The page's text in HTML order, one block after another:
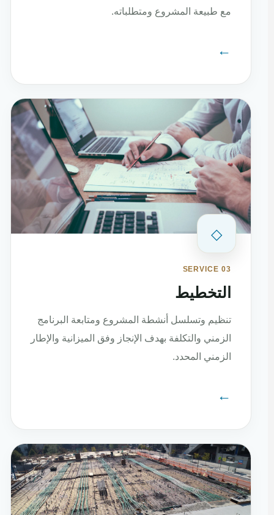
مع طبيعة المشروع ومتطلباته.
←
◇
SERVICE 03
التخطيط
تنظيم وتسلسل أنشطة المشروع ومتابعة البرنامج
الزمني والتكلفة بهدف الإنجاز وفق الميزانية والإطار
الزمني المحدد.
←